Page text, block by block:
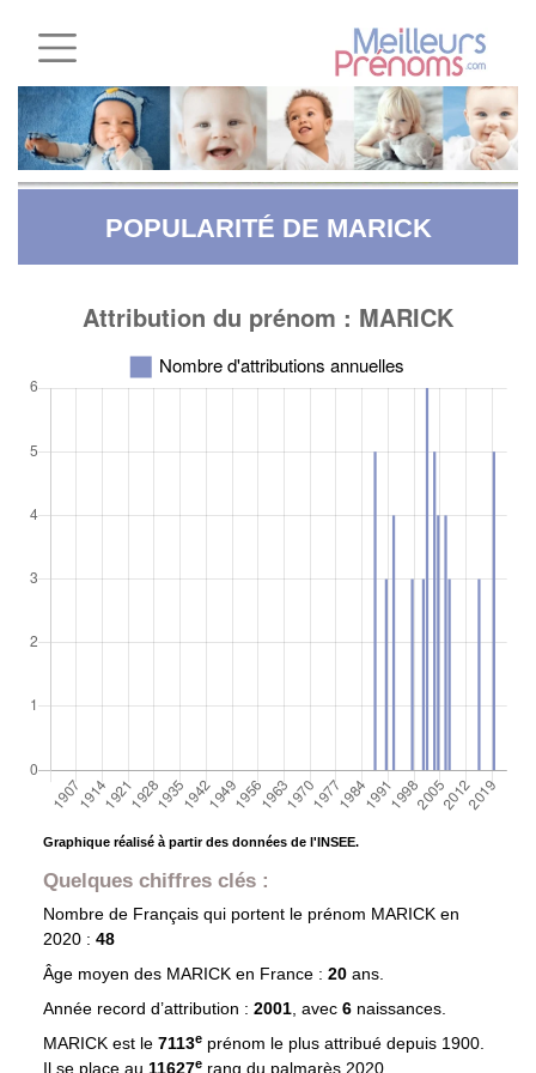
POPULARITÉ DE MARICK
Graphique réalisé à partir des données de l'INSEE.
Quelques chiffres clés :
Nombre de Français qui portent le prénom MARICK en
2020 : 48
Âge moyen des MARICKen France : 20 ans.
Année record d’attribution : 2001, avec 6 naissances.
MARICK est le 7113eprénom le plus attribué depuis 1900.
Il se place au 11627e rang du palmarès 2020.